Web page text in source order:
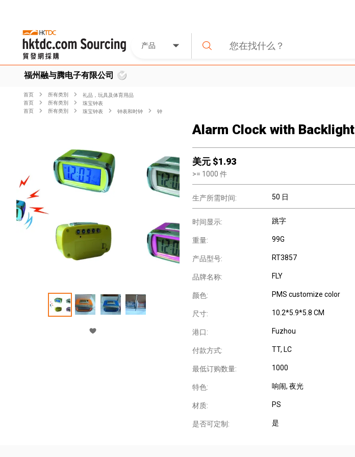
产品
福州融与腾电子有限公司
首页 所有类別
礼品，玩具及体育用品
首页
所有类別
珠宝钟表
首页
所有类別 珠宝钟表 钟表和时钟 钟
Alarm Clock with Backlight
美元 $1.93
>= 1000 件
生产所需时间: 50 日
时间显示: 跳字
重量: 99G
产品型号: RT3857
品牌名称: FLY
颜色: PMS customize color
尺寸: 10.2*5.9*5.8 CM
港口: Fuzhou
付款方式: TT, LC
最低订购数量: 1000
特色: 响闹, 夜光
材质: PS
是否可定制: 是